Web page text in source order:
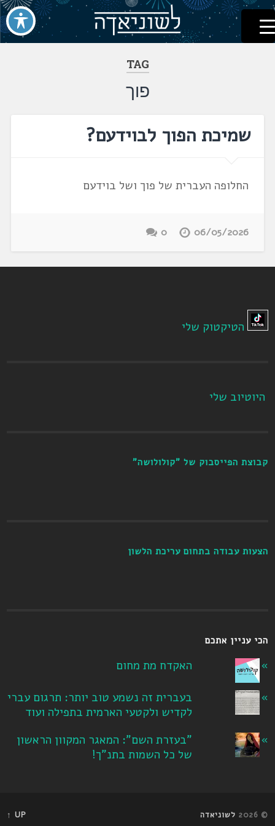
דלג
לתוכן
לשוניאדה
עברית. לשון. שפה
TAG
פוך
שמיכת הפוך לבוידעם?
החלופה העברית של פוך ושל בוידעם
06/05/2026
0
הטיקטוק שלי
היוטיוב שלי
קבוצת הפייסבוק של "קולולושה"
הצעות עבודה בתחום עריכת הלשון
הכי עניין אתכם
האקדח מת מחום
בעברית זה נשמע טוב יותר: תרגום עברי
לקדיש ולקטעי הארמית בתפילה ועוד
"בעזרת השם": המאגר המקוון הראשון
של כל השמות בתנ"ך!
© 2026 לשוניאדה UP ↑